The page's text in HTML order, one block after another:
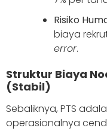
Risiko
biaya
error.
Struktur Biaya
(Stabil)
Sebaliknya, PTS
operasionalnya